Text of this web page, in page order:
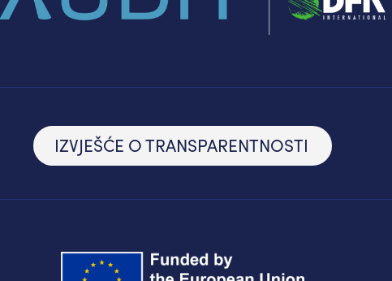
IZVJEŠĆE O TRANSPARENTNOSTI